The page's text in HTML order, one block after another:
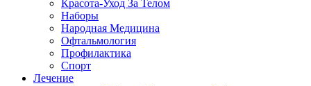
Красота-Уход За Телом
Наборы
Народная Медицина
Офтальмология
Профилактика
Спорт
Лечение